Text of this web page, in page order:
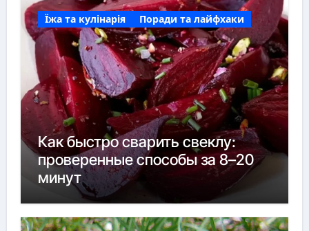
Їжа та кулінарія Поради та лайфхаки
Как быстро сварить свеклу:
проверенные способы за 8–20
минут